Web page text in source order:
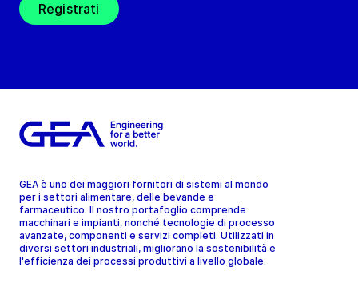
Registrati
GEA è uno dei maggiori fornitori di sistemi al mondo
per i settori alimentare, delle bevande e
farmaceutico. Il nostro portafoglio comprende
macchinari e impianti, nonché tecnologie di processo
avanzate, componenti e servizi completi. Utilizzati in
diversi settori industriali, migliorano la sostenibilità e
l'efficienza dei processi produttivi a livello globale.